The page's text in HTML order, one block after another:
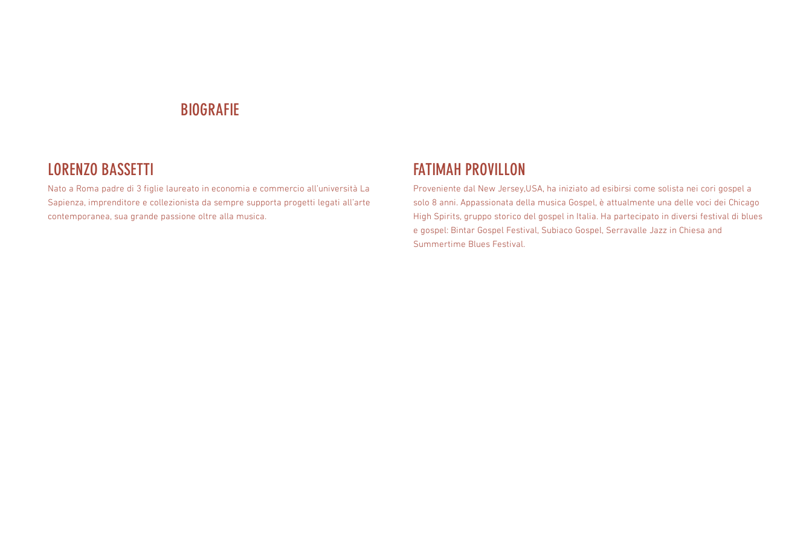
LORENZO BASSETTI
Nato a Roma padre di 3 figlie laureato in economia e commercio all’università La
Sapienza, imprenditore e collezionista da sempre supporta progetti legati all’arte
contemporanea, sua grande passione oltre alla musica.
FATIMAH PROVILLON
Proveniente dal New Jersey,USA, ha iniziato ad esibirsi come solista nei cori gospel a
solo 8 anni. Appassionata della musica Gospel, è attualmente una delle voci dei Chicago
High Spirits, gruppo storico del gospel in Italia. Ha partecipato in diversi festival di blues
e gospel: Bintar Gospel Festival, Subiaco Gospel, Serravalle Jazz in Chiesa and
Summertime Blues Festival.
BIOGRAFIE